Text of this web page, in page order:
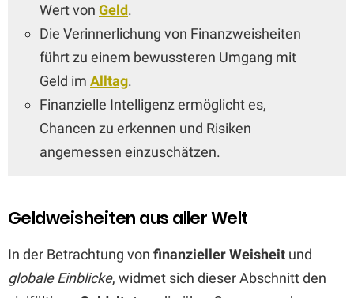
Wert von Geld.
Die Verinnerlichung von Finanzweisheiten
führt zu einem bewussteren Umgang mit
Geld im Alltag.
Finanzielle Intelligenz ermöglicht es,
Chancen zu erkennen und Risiken
angemessen einzuschätzen.
Geldweisheiten aus aller Welt
In der Betrachtung von finanzieller Weisheit und
globale Einblicke, widmet sich dieser Abschnitt den